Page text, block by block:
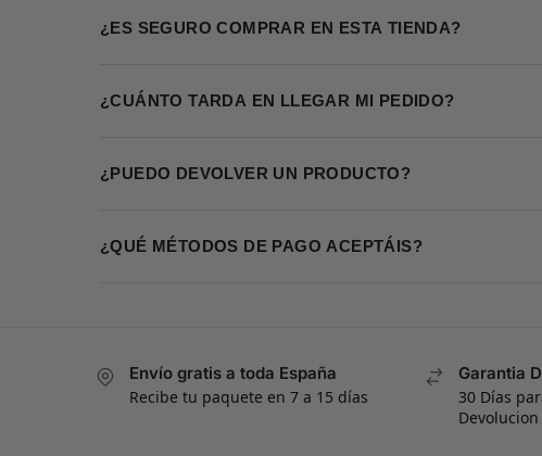
¿ES SEGURO COMPRAR EN ESTA TIENDA?
¿CUÁNTO TARDA EN LLEGAR MI PEDIDO?
¿PUEDO DEVOLVER UN PRODUCTO?
¿QUÉ MÉTODOS DE PAGO ACEPTÁIS?
Envío gratis a toda España
Recibe tu paquete en 7 a 15 días
Garantia
30 Días
Devolucion